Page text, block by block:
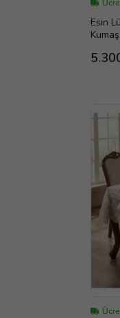
Esin